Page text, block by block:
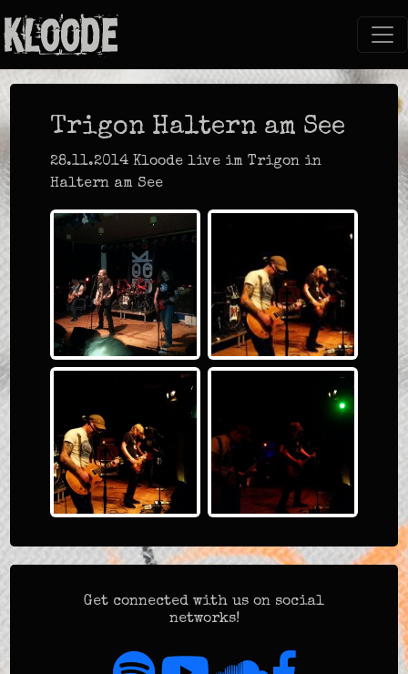
Trigon Haltern am See
28.11.2014 Kloode live im Trigon in
Haltern am See
Get connected with us on social
networks!